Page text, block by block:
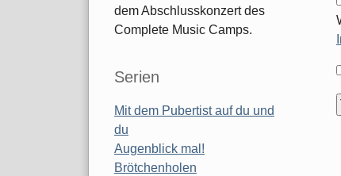
dem Abschlusskonzert des
Complete Music Camps.
Serien
Mit dem Pubertist auf du und
du
Augenblick mal!
Brötchenholen